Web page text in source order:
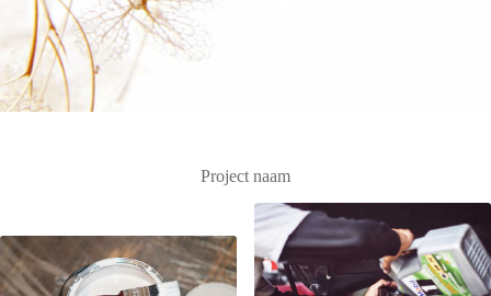
Project naam